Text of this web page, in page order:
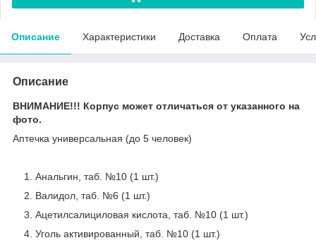
Описание Характеристики Доставка Оплата
Описание
ВНИМАНИЕ!!! Корпус может отличаться от указанного на
фото.
Аптечка универсальная (до 5 человек)
1. Анальгин, таб. №10 (1 шт.)
2. Валидол, таб. №6 (1 шт.)
3. Ацетилсалициловая кислота, таб. №10 (1 шт.)
4. Уголь активированный, таб. №10 (1 шт.)